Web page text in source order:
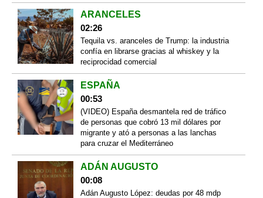
ARANCELES
02:26
Tequila vs. aranceles de Trump: la industria
confía en librarse gracias al whiskey y la
reciprocidad comercial
ESPAÑA
00:53
(VIDEO) España desmantela red de tráfico
de personas que cobró 13 mil dólares por
migrante y ató a personas a las lanchas
para cruzar el Mediterráneo
ADÁN AUGUSTO
00:08
Adán Augusto López: deudas por 48 mdp